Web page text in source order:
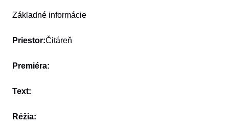
Základné informácie
Priestor:Čitáreň
Premiéra:
Text:
Réžia: